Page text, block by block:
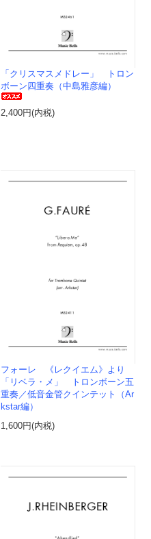
「クリスマスメドレー」 トロン
ボーン四重奏（中島雅彦編）
2,400円(内税)
フォーレ 《レクイエム》より
「リベラ・メ」 トロンボーン五
重奏／低音金管クインテット（Ar
kstar編）
1,600円(内税)